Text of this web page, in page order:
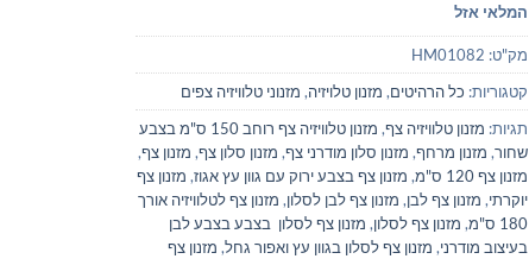
המלאי אזל
מק"ט: HM01082
קטגוריות: כל הרהיטים, מזנון טלויזיה, מזנוני טלוויזיה צפים
תגיות: מזנון טלוויזיה צף,
מזנון טלוויזיה צף רוחב 150 ס"מ בצבע
שחור, מזנון מרחף, מזנון סלון מודרני צף, מזנון סלון צף, מזנון צף,
מזנון צף 120 ס"מ
, מזנון צף בצבע ירוק עם גוון עץ אגוז, מזנון צף
יוקרתי, מזנון צף לבן, מזנון צף לבן לסלון, מזנון צף לטלוויזיה אורך
180 ס"מ
, מזנון צף לסלון, מזנון צף לסלון בצבע בצבע לבן
בעיצוב מודרני, מזנון צף לסלון בגוון עץ ואפור גחל, מזנון צף